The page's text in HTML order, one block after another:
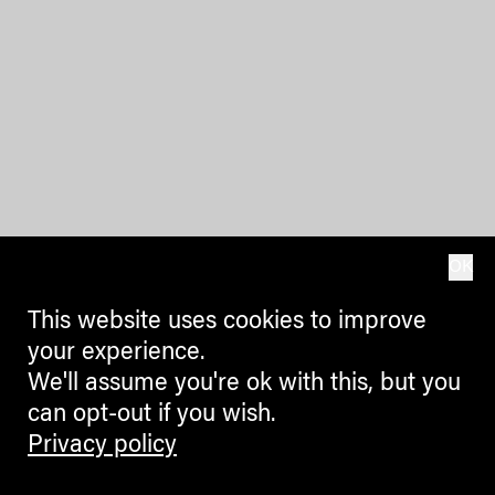
This website uses cookies to improve
your experience.
We'll assume you're ok with this, but you
can opt-out if you wish.
Privacy policy